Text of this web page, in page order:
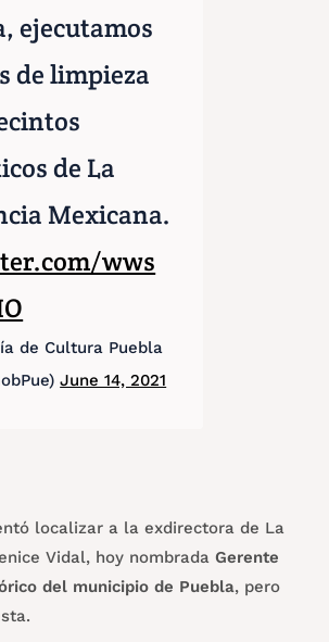
ejecutamos
de limpieza
de La
Mexicana.
wws
de Cultura Puebla
June 14, 2021
localizar a la exdirectora de La
Vidal, hoy nombradaGerente
del municipio de Puebla, pero